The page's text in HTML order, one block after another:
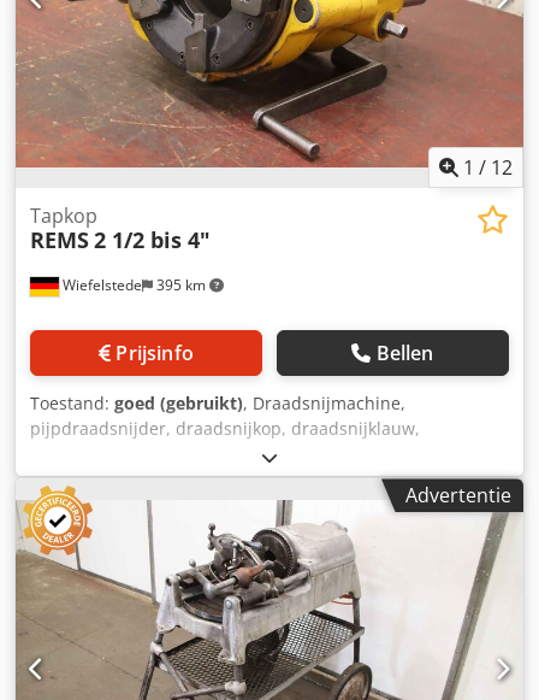
1 / 12
Wiefelstede 395 km
Tapkop
REMS2 1/2 bis 4"
Prijsinfo Bellen
Toestand: goed (gebruikt), Draadsnijmachine,
pijpdraadsnijder, draadsnijkop, draadsnijklauw,
draadsnijkop, draadsnijhulpstuk -Fabrikant: Rems,
draadsnijkop -Pijpmaat: 2 1/2 tot 4 inch -Spindelboring: Zie
foto's voor afmetingen -Afmetingen: 410/400/H340 mm -
Gewicht: 50 kg Dsdpfx Aaewq Nvisysck
Advertentie